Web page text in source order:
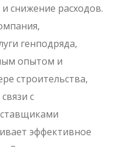
снижение расходов.
генподряда,
опытом и
строительства,
с
эффективное